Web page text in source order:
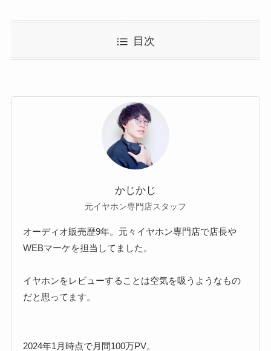
目次
かじかじ
元イヤホン専門店スタッフ
オーディオ販売歴9年。元々イヤホン専門店で店長や
WEBマーケを担当してました。
イヤホンをレビューすることは空気を吸うようなもの
だと思ってます。
2024年1月時点で月間100万PV。